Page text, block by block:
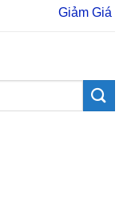
Giảm Giá